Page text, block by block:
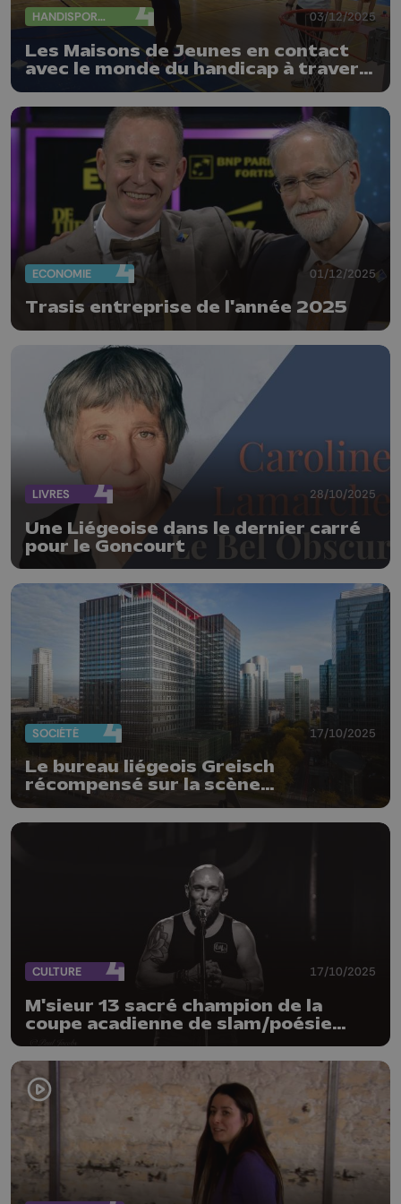
HANDISPORTS 03/12/2025
Les Maisons de Jeunes en contact
avec le monde du handicap à travers
ECONOMIE 01/12/2025
Trasis entreprise de l'année 2025
LIVRES 28/10/2025
Une Liégeoise dans le dernier carré
pour le Goncourt
SOCIÉTÉ 17/10/2025
Le bureau liégeois Greisch
récompensé sur la scène
CULTURE 17/10/2025
M'sieur 13 sacré champion de la
coupe acadienne de slam/poésie
2025